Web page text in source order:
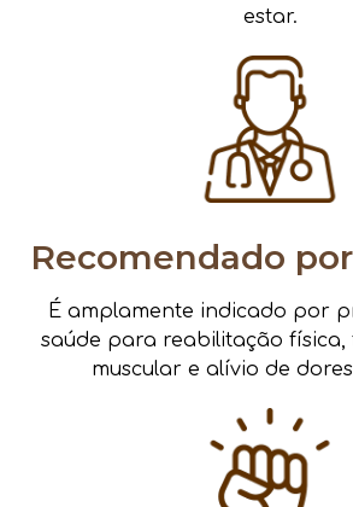
estar.
Recomendado
É amplamente indicado por
saúde para reabilitação
muscular e alívio de